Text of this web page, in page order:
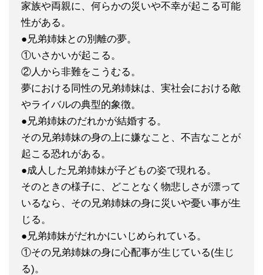
家族や両親に、何らかの災いや不幸が起こる可能
性がある。
●兄弟姉妹との別離の夢。
①いさかいが起こる。
②人から非難をこうむる。
夢における同性の兄弟姉妹は、実社会における敵
やライバルの典型的象徴。
●兄弟姉妹のだれかが結婚する。
その兄弟姉妹の身の上に嫌なこと、不吉なことが
起こる恐れがある。
●成人した兄弟姉妹が子どもの姿で現れる。
そのときの様子に、どことなく物悲しさが漂って
いるなら、その兄弟姉妹の身に災いや憂い事が生
じる。
●兄弟姉妹がだれかにいじめられている。
①その兄弟姉妹の身に心配事が生じている(生じ
る)。